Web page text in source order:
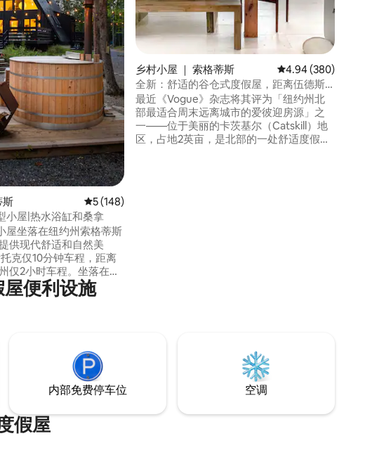
共 102 条评价
斯 平均评分 5 分（满分 5 分），共 148 条评价
5 (148)
小屋|热水浴缸和桑拿
屋坐落在纽约州索格蒂斯
供现代舒适和自然美
克仅10分钟车程，距离
仅2小时车程。坐落在一
上。 交通便利。配备高
、Breville咖啡机、4K投
了解更多信息！
乡村小屋 ｜ 索格蒂斯 平均评分 4.94 分（满分
4.94 (380)
全新：舒适的谷仓式度假屋，距离伍德斯
托克仅几分钟车程
最近《Vogue》杂志将其评为「纽约州北
部最适合周末远离城市的爱彼迎房源」之
一——位于美丽的卡茨基尔（Catskill）地
区，占地2英亩，是北部的一处舒适度假胜
便利设施
内部免费停车位 空调
假屋